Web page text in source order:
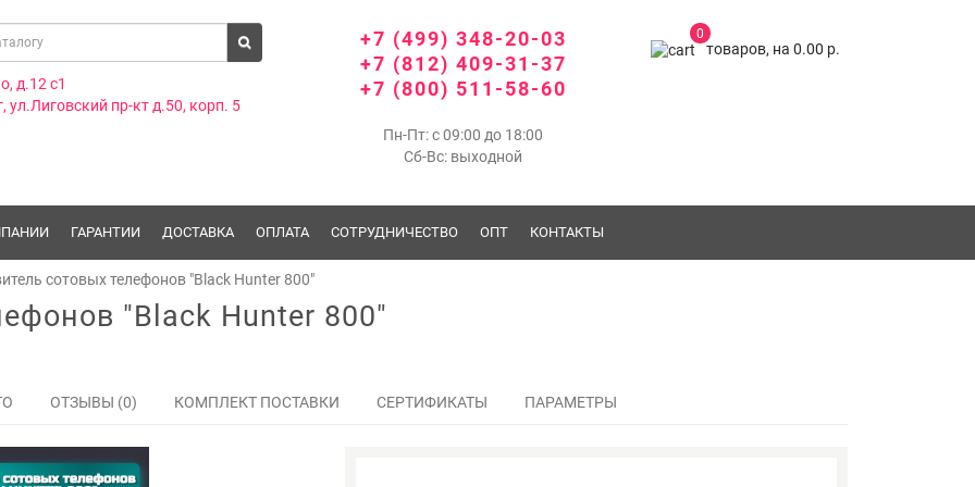
0
товаров, на 0.00 р.
д.12 с1
ул.Лиговский пр-кт д.50, корп. 5
+7 (499) 348-20-03
+7 (812) 409-31-37
+7 (800) 511-58-60
Пн-Пт: с 09:00 до 18:00
Сб-Вс: выходной
ГАРАНТИИ ДОСТАВКА ОПЛАТА СОТРУДНИЧЕСТВО ОПТ КОНТАКТЫ
сотовых телефонов "Black Hunter 800"
"Black Hunter 800"
ОТЗЫВЫ (0) КОМПЛЕКТ ПОСТАВКИ СЕРТИФИКАТЫ ПАРАМЕТРЫ